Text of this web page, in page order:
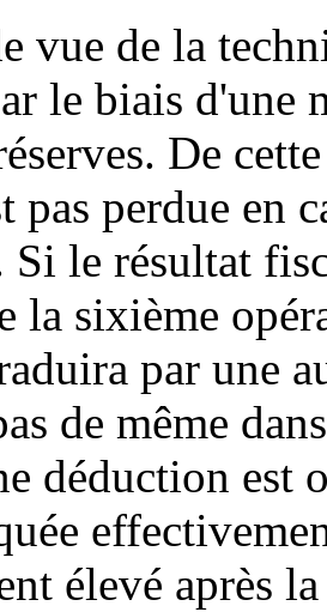
vue de la
le biais d'une
De
pas perdue en
Si le résultat
la sixième
par une
de même
déduction est
élevé après